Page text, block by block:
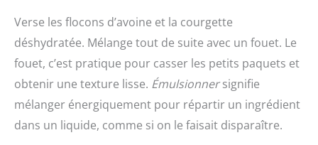
Verse les flocons d’avoine et la courgette
déshydratée. Mélange tout de suite avec un fouet. Le
fouet, c’est pratique pour casser les petits paquets et
obtenir une texture lisse. Émulsionnersignifie
mélanger énergiquement pour répartir un ingrédient
dans un liquide, comme si on le faisait disparaître.